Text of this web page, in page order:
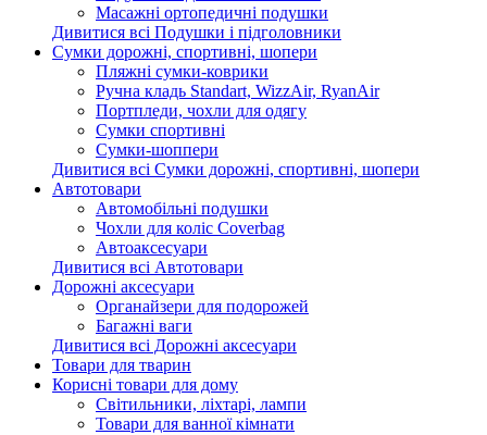
Масажні ортопедичні подушки
Дивитися всі Подушки і підголовники
Сумки дорожні, спортивні, шопери
Пляжні сумки-коврики
Ручна кладь Standart, WizzAir, RyanAir
Портпледи, чохли для одягу
Сумки спортивні
Сумки-шоппери
Дивитися всі Сумки дорожні, спортивні, шопери
Автотовари
Автомобільні подушки
Чохли для коліс Coverbag
Автоаксесуари
Дивитися всі Автотовари
Дорожні аксесуари
Органайзери для подорожей
Багажні ваги
Дивитися всі Дорожні аксесуари
Товари для тварин
Корисні товари для дому
Світильники, ліхтарі, лампи
Товари для ванної кімнати